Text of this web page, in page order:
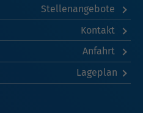
Stellenangebote
Kontakt
Anfahrt
Lageplan